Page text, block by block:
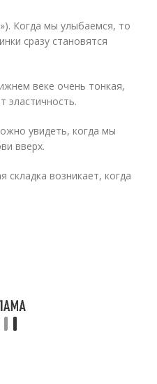
Когда мы улыбаемся, то
сразу становятся
веке очень тонкая,
эластичность.
увидеть, когда мы
вверх.
возникает, когда